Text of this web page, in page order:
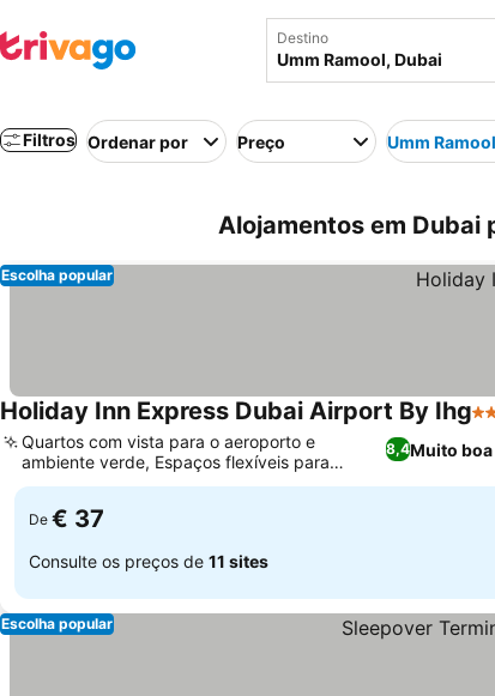
Destino
Filtros Ordenar por Preço Umm Ramool
Alojamentos em Dubai
Escolha popular
Holiday Inn Express Dubai Airport By Ihg3
8,4Muito boa
Quartos com vista para o aeroporto e
ambiente verde, Espaços flexíveis para
reuniões e eventos na cobertura
De € 37
Consulte os preços de 11 sites
Escolha popular